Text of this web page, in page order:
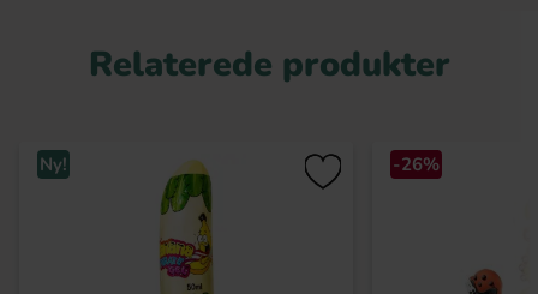
Relaterede produkter
Ny! -26%